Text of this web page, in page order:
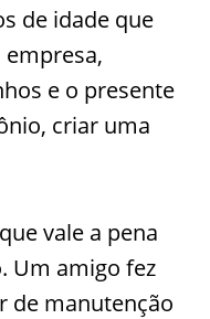
de idade que
e o presente
criar uma
vale a pena
Um amigo fez
de manutenção